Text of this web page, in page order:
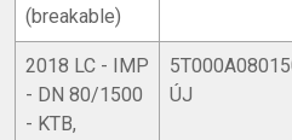
Ivóvízbiztonsági
Külön rendelésre, egyedi
csatlakozással is (Art.
Korrózióvédelem
(breakable)
2018 LC - IMP
- DN 80/1500
- KTB,
ÚJ